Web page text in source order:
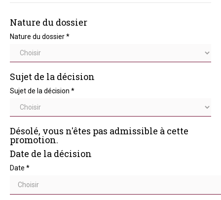
Nature du dossier
Nature du dossier*
Sujet de la décision
Sujet de la décision *
Désolé, vous n'êtes pas admissible à cette
promotion.
Date de la décision
Date *